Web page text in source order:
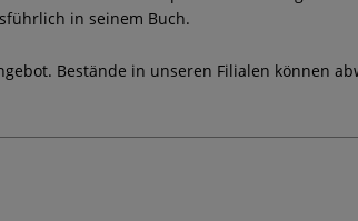
in seinem Buch.
Bestände in unseren Filialen können